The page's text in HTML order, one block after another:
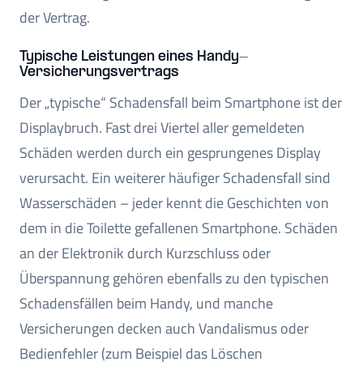
der Vertrag.
Typische Leistungen eines Handy-
Versicherungsvertrags
Der „typische“ Schadensfall beim Smartphone ist der
Displaybruch. Fast drei Viertel aller gemeldeten
Schäden werden durch ein gesprungenes Display
verursacht. Ein weiterer häufiger Schadensfall sind
Wasserschäden – jeder kennt die Geschichten von
dem in die Toilette gefallenen Smartphone. Schäden
an der Elektronik durch Kurzschluss oder
Überspannung gehören ebenfalls zu den typischen
Schadensfällen beim Handy, und manche
Versicherungen decken auch Vandalismus oder
Bedienfehler (zum Beispiel das Löschen